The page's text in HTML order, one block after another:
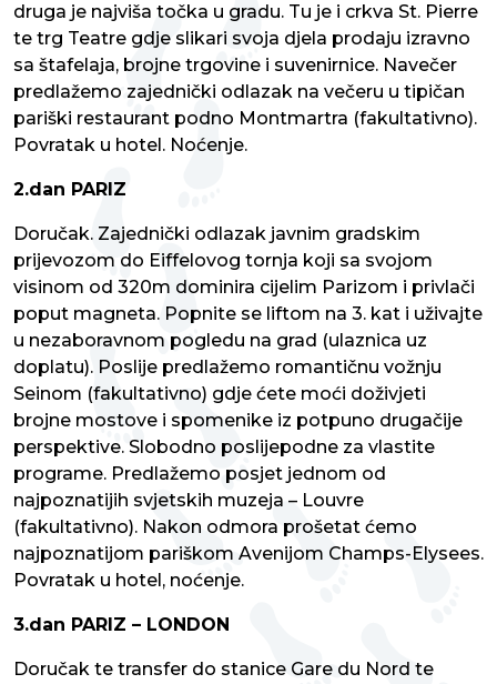
druga je najviša točka u gradu. Tu je i crkva St. Pierre
te trg Teatre gdje slikari svoja djela prodaju izravno
sa štafelaja, brojne trgovine i suvenirnice. Navečer
predlažemo zajednički odlazak na večeru u tipičan
pariški restaurant podno Montmartra (fakultativno).
Povratak u hotel. Noćenje.
2.dan PARIZ
Doručak. Zajednički odlazak javnim gradskim
prijevozom do Eiffelovog tornja koji sa svojom
visinom od 320m dominira cijelim Parizom i privlači
poput magneta. Popnite se liftom na 3. kat i uživajte
u nezaboravnom pogledu na grad (ulaznica uz
doplatu). Poslije predlažemo romantičnu vožnju
Seinom (fakultativno) gdje ćete moći doživjeti
brojne mostove i spomenike iz potpuno drugačije
perspektive. Slobodno poslijepodne za vlastite
programe. Predlažemo posjet jednom od
najpoznatijih svjetskih muzeja – Louvre
(fakultativno). Nakon odmora prošetat ćemo
najpoznatijom pariškom Avenijom Champs-Elysees.
Povratak u hotel, noćenje.
3.dan PARIZ – LONDON
Doručak te transfer do stanice Gare du Nord te